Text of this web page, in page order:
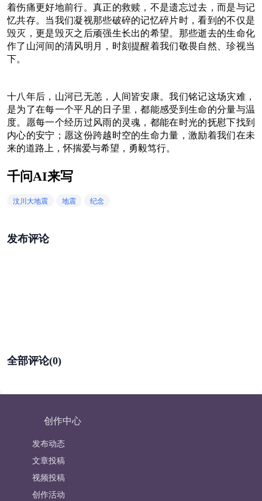
着伤痛更好地前行。真正的救赎，不是遗忘过去，而是与记
忆共存。当我们凝视那些破碎的记忆碎片时，看到的不仅是
毁灭，更是毁灭之后顽强生长出的希望。那些逝去的生命化
作了山河间的清风明月，时刻提醒着我们敬畏自然、珍视当
下。
十八年后，山河已无恙，人间皆安康。我们铭记这场灾难，
是为了在每一个平凡的日子里，都能感受到生命的分量与温
度。愿每一个经历过风雨的灵魂，都能在时光的抚慰下找到
内心的安宁；愿这份跨越时空的生命力量，激励着我们在未
来的道路上，怀揣爱与希望，勇毅笃行。
千问AI来写
汶川大地震 地震 纪念
发布评论
全部评论(0)
创作中心
发布动态
文章投稿
视频投稿
创作活动